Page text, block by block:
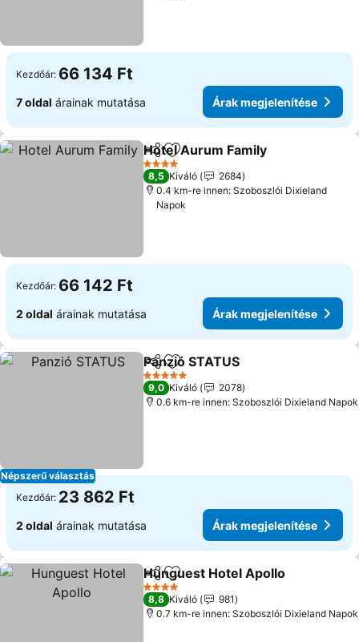
Kezdőár: 66 134 Ft
7 oldal árainak mutatása Árak megjelenítése
MegosztásHozzáadás a kedvencekhez
Hotel Aurum Family
4 Kategória
8,5 Kiváló
2684
0.4 km-re innen: Szoboszlói Dixieland
Napok
Kezdőár: 66 142 Ft
2 oldal árainak mutatása Árak megjelenítése
Népszerű választás
Megosztás
Hozzáadás a kedvencekhez
Panzió STATUS
5 Kategória
9,0 Kiváló
2078
0.6 km-re innen: Szoboszlói Dixieland Napok
Kezdőár: 23 862 Ft
2 oldal árainak mutatása Árak megjelenítése
Megosztás
Hozzáadás a kedvencekhez
Hunguest Hotel Apollo
4 Kategória
8,8 Kiváló
981
0.7 km-re innen: Szoboszlói Dixieland Napok